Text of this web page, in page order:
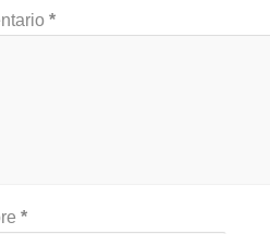
*
*